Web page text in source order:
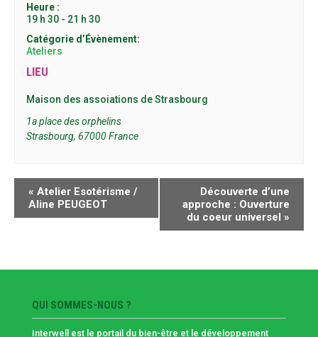
Heure :
19 h 30 - 21 h 30
Catégorie d’Évènement:
Ateliers
LIEU
Maison des assoiations de Strasbourg
1a place des orphelins
Strasbourg, 67000 France
NAVIGATION
ÉVÈNEMENT
« Atelier Esotérisme /
Aline PEUGEOT
Découverte d’une
approche : Ouverture
du coeur universel »
QUI SOMMES-NOUS ?
Interwell est le portail du bien-être et le développement